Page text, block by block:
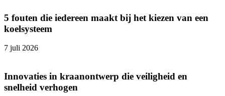
5 fouten die iedereen maakt bij het kiezen van een
koelsysteem
7 juli 2026
Innovaties in kraanontwerp die veiligheid en
snelheid verhogen